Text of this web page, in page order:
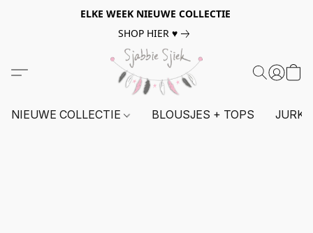
ELKE WEEK NIEUWE COLLECTIE
SHOP HIER ♥
NIEUWE COLLECTIE BLOUSJES + TOPS